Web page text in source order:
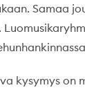
Samaa
kysymys on